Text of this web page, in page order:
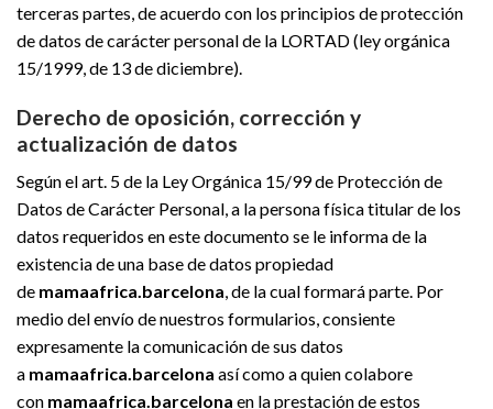
terceras partes, de acuerdo con los principios de protección
de datos de carácter personal de la LORTAD (ley orgánica
15/1999, de 13 de diciembre).
Derecho de oposición, corrección y
actualización de datos
Según el art. 5 de la Ley Orgánica 15/99 de Protección de
Datos de Carácter Personal, a la persona física titular de los
datos requeridos en este documento se le informa de la
existencia de una base de datos propiedad
de mamaafrica.barcelona, de la cual formará parte. Por
medio del envío de nuestros formularios, consiente
expresamente la comunicación de sus datos
a mamaafrica.barcelona así como a quien colabore
con mamaafrica.barcelona en la prestación de estos